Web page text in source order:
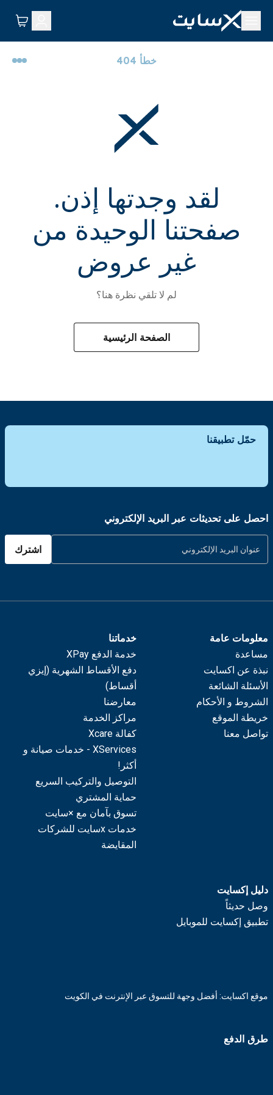
خطأ 404
لقد وجدتها إذن.
صفحتنا الوحيدة من
غير عروض
لم لا تلقي نظرة هنا؟
الصفحة الرئيسية
حمّل تطبيقنا
احصل على تحديثات عبر البريد الإلكتروني
اشترك
معلومات عامة
مساعدة
نبذة عن اكسايت
الأسئلة الشائعة
الشروط و الأحكام
خريطة الموقع
تواصل معنا
خدماتنا
خدمة الدفع XPay
دفع الأقساط الشهرية (إيزي
أقساط)
معارضنا
مراكز الخدمة
كفالة Xcare
XServices - خدمات صيانة و
أكثر!
التوصيل والتركيب السريع
حماية المشتري
تسوق بآمان مع ×سايت
خدمات xسايت للشركات
المقايضة
دليل إكسايت
وصل حديثاً
تطبيق إكسايت للموبايل
موقع اكسايت: أفضل وجهة للتسوق عبر الإنترنت في الكويت
طرق الدفع